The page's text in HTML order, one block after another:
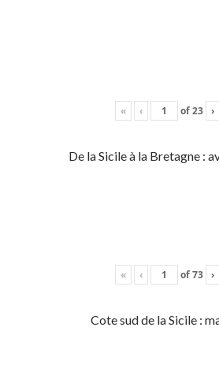
« ‹ of23 ›
De la Sicile à la Bretagne :
« ‹ of73 ›
Cote sud de la Sicile :